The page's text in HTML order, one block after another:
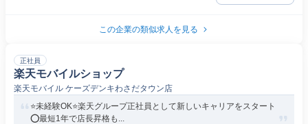
この企業の類似求人を見る
正社員
楽天モバイルショップ
楽天モバイル ケーズデンキわさだタウン店
⭐️未経験OK⭐️楽天グループ正社員として新しいキャリアをスタート
⭕️最短1年で店長昇格も...